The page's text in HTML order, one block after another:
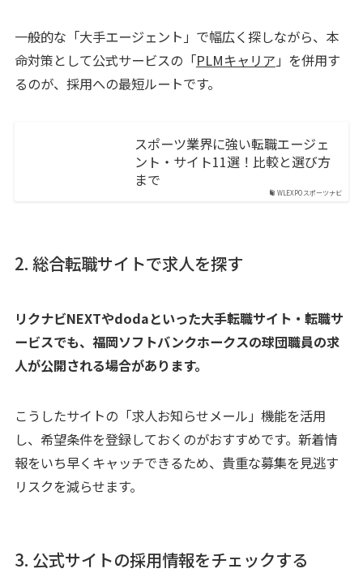
一般的な「大手エージェント」で幅広く探しながら、本
命対策として公式サービスの「PLMキャリア 」を併用す
るのが、採用への最短ルートです。
WLEXPOスポーツナビ
スポーツ業界に強い転職エージェ
ント・サイト11選！比較と選び方
まで
2. 総合転職サイトで求人を探す
リクナビNEXTやdodaといった大手転職サイト・転職サ
ービスでも、福岡ソフトバンクホークスの球団職員の求
人が公開される場合があります。
こうしたサイトの「求人お知らせメール」機能を活用
し、希望条件を登録しておくのがおすすめです。新着情
報をいち早くキャッチできるため、貴重な募集を見逃す
リスクを減らせます。
3. 公式サイトの採用情報をチェックする